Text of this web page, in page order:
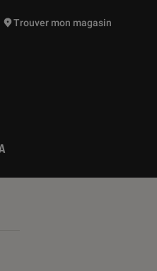
vous être proposées
Trouver mon magasin